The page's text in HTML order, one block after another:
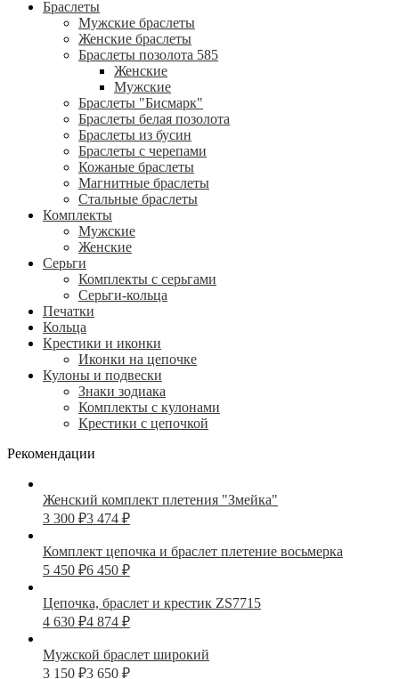
Браслеты
Мужские браслеты
Женские браслеты
Браслеты позолота 585
Женские
Мужские
Браслеты "Бисмарк"
Браслеты белая позолота
Браслеты из бусин
Браслеты с черепами
Кожаные браслеты
Магнитные браслеты
Стальные браслеты
Комплекты
Мужские
Женские
Серьги
Комплекты с серьгами
Серьги-кольца
Печатки
Кольца
Крестики и иконки
Иконки на цепочке
Кулоны и подвески
Знаки зодиака
Комплекты с кулонами
Крестики с цепочкой
Рекомендации
Женский комплект плетения "Змейка"
3 300 ₽3 474 ₽
Комплект цепочка и браслет плетение восьмерка
5 450 ₽6 450 ₽
Цепочка, браслет и крестик ZS7715
4 630 ₽4 874 ₽
Мужской браслет широкий
3 150 ₽3 650 ₽